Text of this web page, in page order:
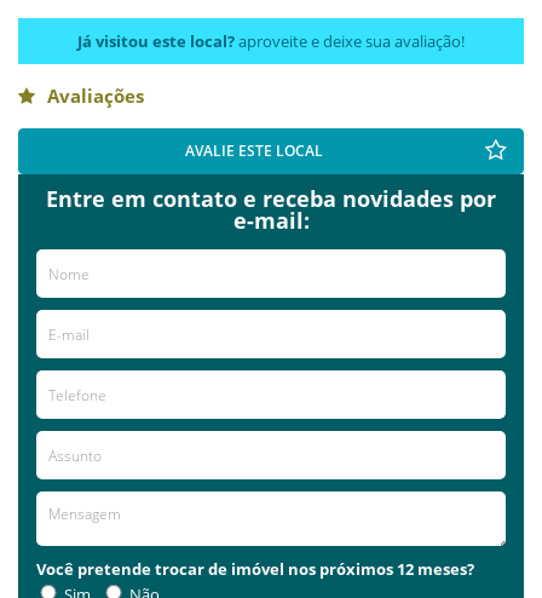
Já visitou este local?aproveite e deixe sua avaliação!
Avaliações
AVALIE ESTE LOCAL
Entre em contato e receba novidades por
e-mail:
Você pretende trocar de imóvel nos próximos 12 meses?